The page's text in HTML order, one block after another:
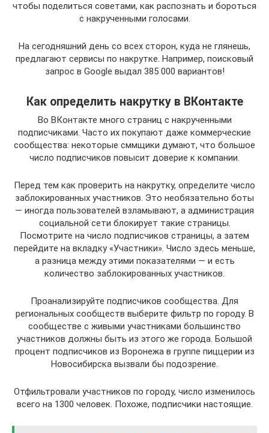
чтобы поделиться советами, как распознать и бороться
с накрученными голосами.
На сегодняшний день со всех сторон, куда не глянешь,
предлагают сервисы по накрутке. Например, поисковый
запрос в Google выдал 385 000 вариантов!
Как определить накрутку в ВКонтакте
Во ВКонтакте много страниц с накрученными
подписчиками. Часто их покупают даже коммерческие
сообщества: некоторые сммщики думают, что большое
число подписчиков повысит доверие к компании.
Перед тем как проверить на накрутку, определите число
заблокированных участников. Это необязательно боты
— иногда пользователей взламывают, а администрация
социальной сети блокирует такие страницы.
Посмотрите на число подписчиков страницы, а затем
перейдите на вкладку «Участники». Число здесь меньше,
а разница между этими показателями — и есть
количество заблокированных участников.
Проанализируйте подписчиков сообщества. Для
региональных сообществ выберите фильтр по городу. В
сообществе с живыми участниками большинство
участников должны быть из этого же города. Большой
процент подписчиков из Воронежа в группе пиццерии из
Новосибирска вызвали бы подозрение.
Отфильтровали участников по городу, число изменилось
всего на 1300 человек. Похоже, подписчики настоящие.